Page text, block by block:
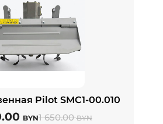
Pilot SMC1-00.010
BYN1 650.00BYN